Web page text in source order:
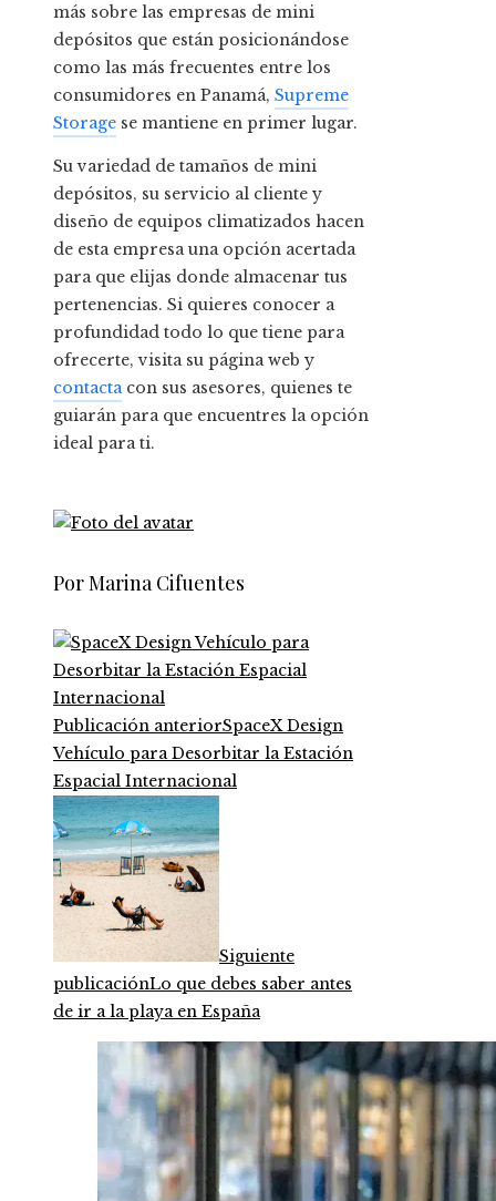
más sobre las empresas de mini
depósitos que están posicionándose
como las más frecuentes entre los
consumidores en Panamá, Supreme
Storage se mantiene en primer lugar.
Su variedad de tamaños de mini
depósitos, su servicio al cliente y
diseño de equipos climatizados hacen
de esta empresa una opción acertada
para que elijas donde almacenar tus
pertenencias. Si quieres conocer a
profundidad todo lo que tiene para
ofrecerte, visita su página web y
contactacon sus asesores, quienes te
guiarán para que encuentres la opción
ideal para ti.
Por Marina Cifuentes
Publicación anteriorSpaceX Design
Vehículo para Desorbitar la Estación
Espacial Internacional
Siguiente
publicaciónLo que debes saber antes
de ir a la playa en España